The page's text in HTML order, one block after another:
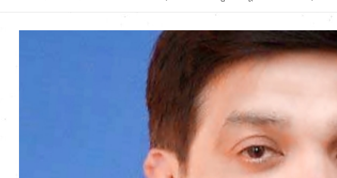
Uttarakhand News in